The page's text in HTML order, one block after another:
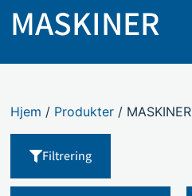
MASKINER
Hjem / Produkter / MASKINER
Filtrering